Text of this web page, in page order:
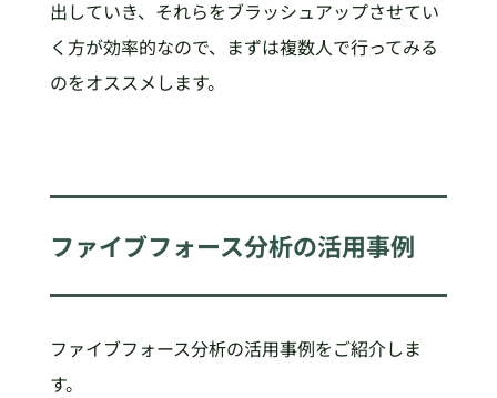
出していき、それらをブラッシュアップさせてい
く方が効率的なので、まずは複数人で行ってみる
のをオススメします。
ファイブフォース分析の活用事例
ファイブフォース分析の活用事例をご紹介しま
す。